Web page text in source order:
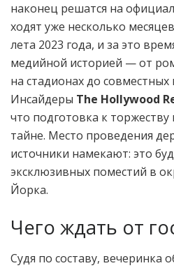
наконец решатся на
ходят уже несколько
лета 2023 года, и за это
медийной историей — от
на стадионах до совместных
Инсайдеры The Hollywood
что подготовка к
тайне. Место проведения
источники намекают: это
эксклюзивных поместий в
Йорка.
Чего ждать от
Судя по составу, вечеринка